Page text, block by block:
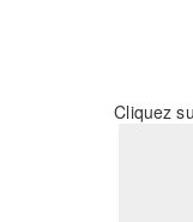
Cliquez